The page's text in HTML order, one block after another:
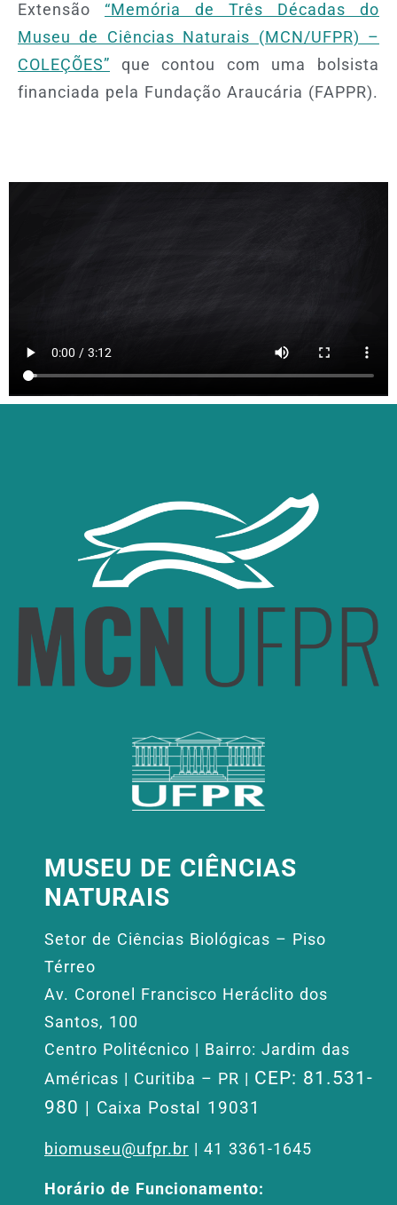
Extensão “Memória de Três Décadas do
Museu de Ciências Naturais (MCN/UFPR) –
COLEÇÕES” que contou com uma bolsista
financiada pela Fundação Araucária (FAPPR).
MUSEU DE CIÊNCIAS
NATURAIS
Setor de Ciências Biológicas – Piso
Térreo
Av. Coronel Francisco Heráclito dos
Santos, 100
Centro Politécnico | Bairro: Jardim das
Américas | Curitiba – PR | CEP: 81.531-
980 | Caixa Postal 19031
biomuseu@ufpr.br | 41 3361-1645
Horário de Funcionamento: